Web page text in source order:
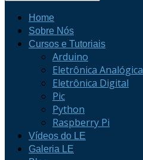
Home
Sobre Nós
Cursos e Tutoriais
Arduino
Eletrônica Analógica
Eletrônica Digital
Pic
Python
Raspberry Pi
Vídeos do LE
Galeria LE